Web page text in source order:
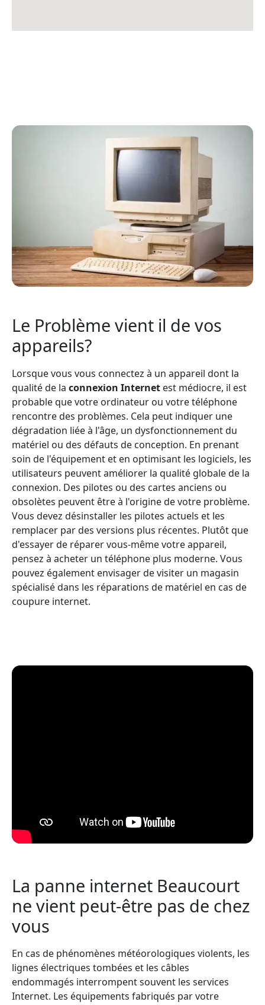
Le Problème vient il de vos
appareils?
Lorsque vous vous connectez à un appareil dont la
qualité de la connexion Internet est médiocre, il est
probable que votre ordinateur ou votre téléphone
rencontre des problèmes. Cela peut indiquer une
dégradation liée à l'âge, un dysfonctionnement du
matériel ou des défauts de conception. En prenant
soin de l'équipement et en optimisant les logiciels, les
utilisateurs peuvent améliorer la qualité globale de la
connexion. Des pilotes ou des cartes anciens ou
obsolètes peuvent être à l'origine de votre problème.
Vous devez désinstaller les pilotes actuels et les
remplacer par des versions plus récentes. Plutôt que
d'essayer de réparer vous-même votre appareil,
pensez à acheter un téléphone plus moderne. Vous
pouvez également envisager de visiter un magasin
spécialisé dans les réparations de matériel en cas de
coupure internet.
La panne internet Beaucourt
ne vient peut-être pas de chez
vous
En cas de phénomènes météorologiques violents, les
lignes électriques tombées et les câbles
endommagés interrompent souvent les services
Internet. Les équipements fabriqués par votre